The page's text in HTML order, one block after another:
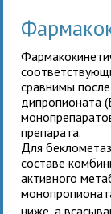
сравнимы
дипропионата
препарата.
Для
составе
активного
ниже, а